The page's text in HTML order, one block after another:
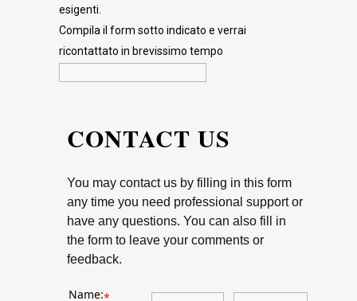
esigenti.
Compila il form sotto indicato e verrai
ricontattato in brevissimo tempo
CONTACT US
You may contact us by filling in this form
any time you need professional support or
have any questions. You can also fill in
the form to leave your comments or
feedback.
Name:*